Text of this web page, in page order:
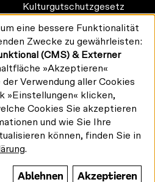
Kulturgutschutzgesetz
eine bessere Funktionalität
Zwecke zu gewährleisten:
(CMS) & Externer
»Akzeptieren«
Verwendung aller Cookies
»Einstellungen« klicken,
Cookies Sie akzeptieren
und wie Sie Ihre
können, finden Sie in
.
Ablehnen Akzeptieren